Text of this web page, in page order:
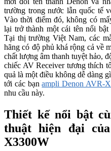
trường trong nước lẫn quốc tế
Vào thời điểm đó, không có
lại trở thành một cái tên nổi
Tại thị trường Việt Nam, các
hãng có độ phủ khá rộng cả về
chất lượng âm thanh tuyệt hảo,
chiếc AV Receiver tương thích
quả là một điều không dễ dàng
tới các bạnampli Denon AVR-
nhu cầu này.
Thiết kế nổi bật
thuật hiện đại
X3300W